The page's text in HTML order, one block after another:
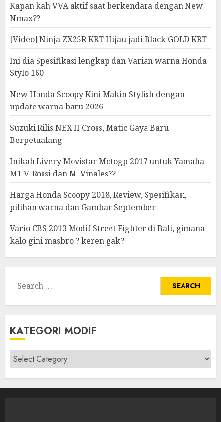
Kapan kah VVA aktif saat berkendara dengan New
Nmax??
[Video] Ninja ZX25R KRT Hijau jadi Black GOLD KRT
Ini dia Spesifikasi lengkap dan Varian warna Honda
Stylo 160
New Honda Scoopy Kini Makin Stylish dengan
update warna baru 2026
Suzuki Rilis NEX II Cross, Matic Gaya Baru
Berpetualang
Inikah Livery Movistar Motogp 2017 untuk Yamaha
M1 V. Rossi dan M. Vinales??
Harga Honda Scoopy 2018, Review, Spesifikasi,
pilihan warna dan Gambar September
Vario CBS 2013 Modif Street Fighter di Bali, gimana
kalo gini masbro ? keren gak?
Search
for:
KATEGORI MODIF
Kategori
modif